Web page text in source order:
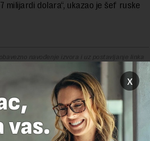
milijardi dolara“, ukazao je šef ruske
navođenje izvora i uz postavljanje linka
x
vas.